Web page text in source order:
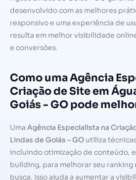
desenvolvido com as melhores
responsivo e uma experiência de
resulta em melhor visibilidade
e conversões.
Como uma Agência
Criação de Site em
Goiás - GO pode
Uma Agência Especialista na
Lindas de Goiás – GO utiliza
incluindo otimização de conteúdo,
building, para melhorar seu ranking
busca. Isso ajuda a aumentar a